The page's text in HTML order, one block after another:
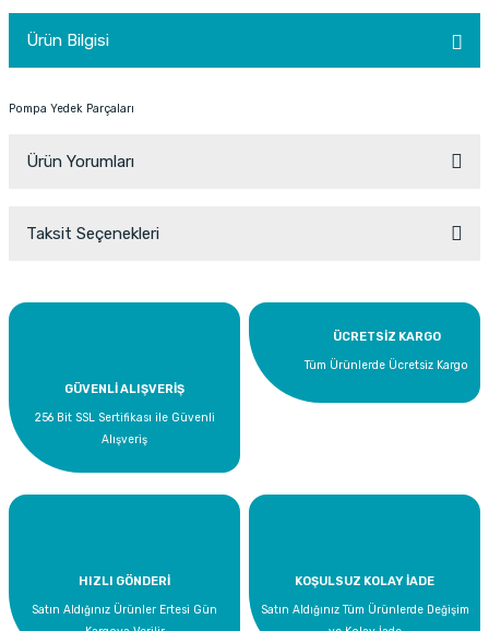
Ürün Bilgisi
Pompa Yedek Parçaları
Ürün Yorumları
Yorum Yaz
Taksit Seçenekleri
GÜVENLİ ALIŞVERİŞ
256 Bit SSL Sertifikası ile Güvenli
Alışveriş
ÜCRETSİZ KARGO
Tüm Ürünlerde Ücretsiz Kargo
HIZLI GÖNDERİ
Satın Aldığınız Ürünler Ertesi Gün
KOŞULSUZ KOLAY İADE
Satın Aldığınız Tüm Ürünlerde Değişim